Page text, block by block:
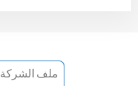
ملف الشركة